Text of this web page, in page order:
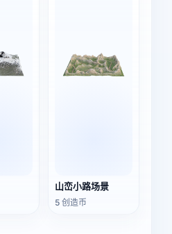
山峦小路场景
5 创造币